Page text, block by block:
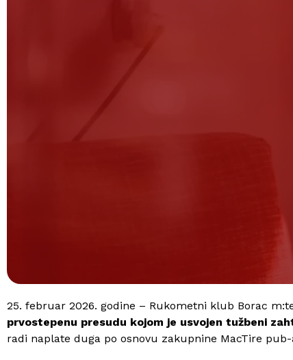
25. februar 2026. godine – Rukometni klub Borac
prvostepenu presudu kojom je usvojen tužbeni
radi naplate duga po osnovu zakupnine MacTire pub-